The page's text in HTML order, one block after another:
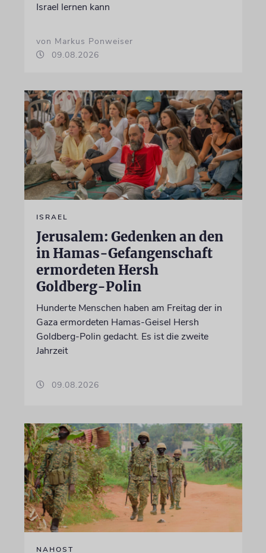
Israel lernen kann
von Markus Ponweiser
09.08.2026
ISRAEL
Jerusalem: Gedenken an den
in Hamas-Gefangenschaft
ermordeten Hersh
Goldberg-Polin
Hunderte Menschen haben am Freitag der in
Gaza ermordeten Hamas-Geisel Hersh
Goldberg-Polin gedacht. Es ist die zweite
Jahrzeit
09.08.2026
NAHOST